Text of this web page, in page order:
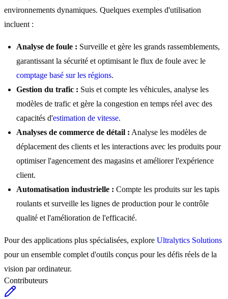
environnements dynamiques. Quelques exemples d'utilisation
incluent :
Analyse de foule : Surveille et gère les grands rassemblements,
garantissant la sécurité et optimisant le flux de foule avec le
comptage basé sur les régions.
Gestion du trafic : Suis et compte les véhicules, analyse les
modèles de trafic et gère la congestion en temps réel avec des
capacités d'estimation de vitesse.
Analyses de commerce de détail : Analyse les modèles de
déplacement des clients et les interactions avec les produits pour
optimiser l'agencement des magasins et améliorer l'expérience
client.
Automatisation industrielle : Compte les produits sur les tapis
roulants et surveille les lignes de production pour le contrôle
qualité et l'amélioration de l'efficacité.
Pour des applications plus spécialisées, explore Ultralytics Solutions
pour un ensemble complet d'outils conçus pour les défis réels de la
vision par ordinateur.
Contributeurs